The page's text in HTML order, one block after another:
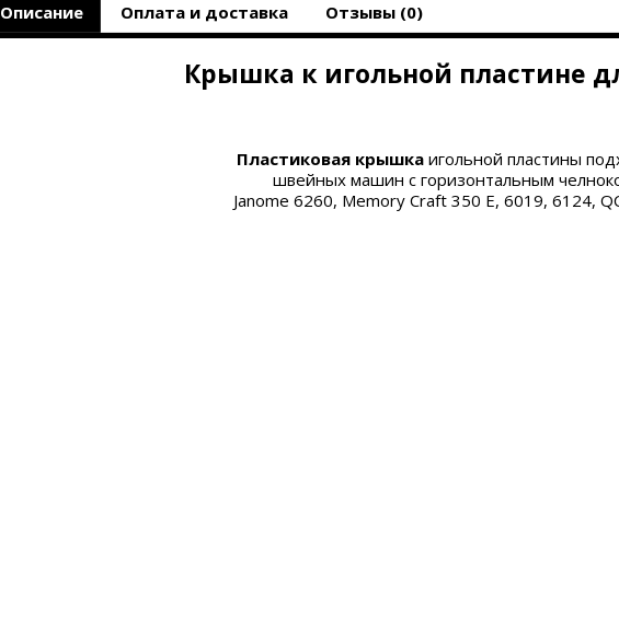
Описание Оплата и доставка Отзывы (0)
Крышка к игольной пластине
Пластиковая крышка игольной пластины
швейных машин сгоризонтальным
Janome 6260, Memory Craft 350 E, 6019, 6124,